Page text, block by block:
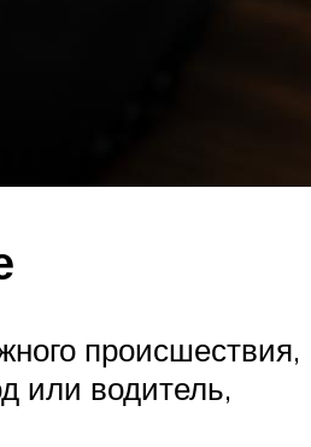
происшествия,
или водитель,